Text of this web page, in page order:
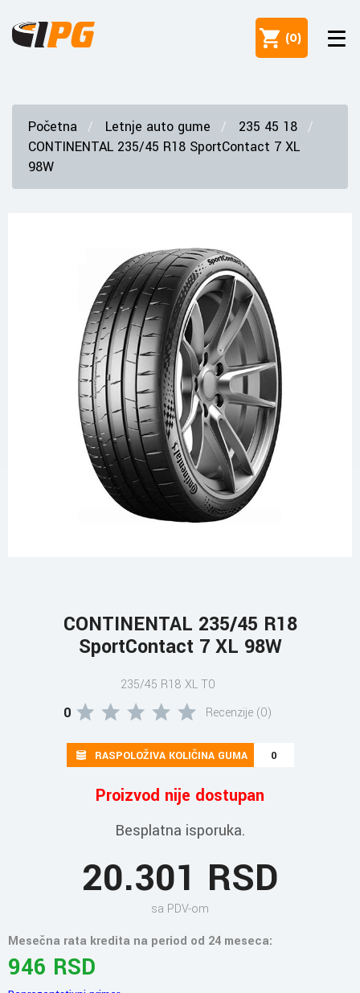
(0)
Početna Letnje auto gume
235 45 18
CONTINENTAL 235/45 R18 SportContact 7 XL
98W
CONTINENTAL 235/45 R18
SportContact 7 XL 98W
235/45 R18 XL T0
0 Recenzije (0)
RASPOLOŽIVA KOLIČINA GUMA 0
Proizvod nije dostupan
Besplatna isporuka.
20.301 RSD
sa PDV-om
Mesečna rata kredita na period od 24 meseca:
946 RSD